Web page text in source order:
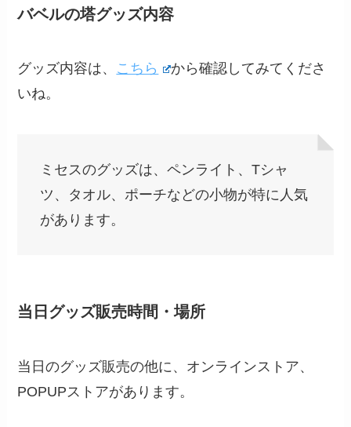
バベルの塔グッズ内容
グッズ内容は、 こちら
から確認してみてくださ
いね。
ミセスのグッズは、ペンライト、Tシャ
ツ、タオル、ポーチなどの小物が特に人気
があります。
当日グッズ販売時間・場所
当日のグッズ販売の他に、オンラインストア、
POPUPストアがあります。